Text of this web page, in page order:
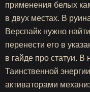
применения белых
в двух местах. В
Верспайк нужно
перенести его в
в гайде про статуи. В
Таинственной
активаторами